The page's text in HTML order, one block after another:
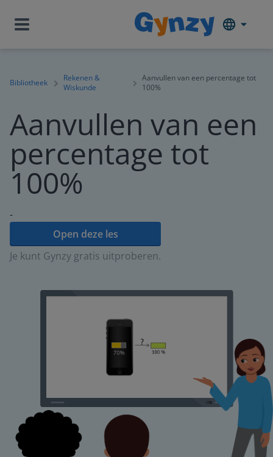
Bibliotheek
Rekenen &
Wiskunde
Aanvullen van een percentage tot
100%
Aanvullen van een
percentage tot
100%
-
Open deze les
Je kunt Gynzy gratis uitproberen.